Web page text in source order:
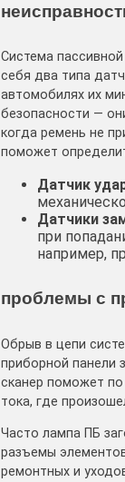
Система
себя два типа
автомобилях их
безопасности —
когда ремень не
поможет
Датчик
Датчики
при
например,
проблемы с
Обрыв в цепи
приборной панели
сканер поможет
тока, где
Часто лампа ПБ
разъемы
ремонтных и